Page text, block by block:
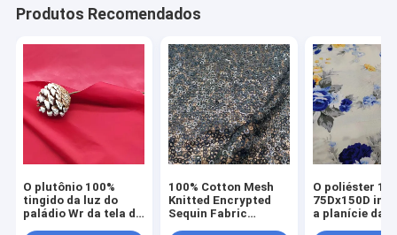
Produtos Recomendados
O plutônio 100%
tingido da luz do
paládio Wr da tela da
100% Cotton Mesh
Knitted Encrypted
Sequin Fabric
O poliéster
75Dx150D
a planície da